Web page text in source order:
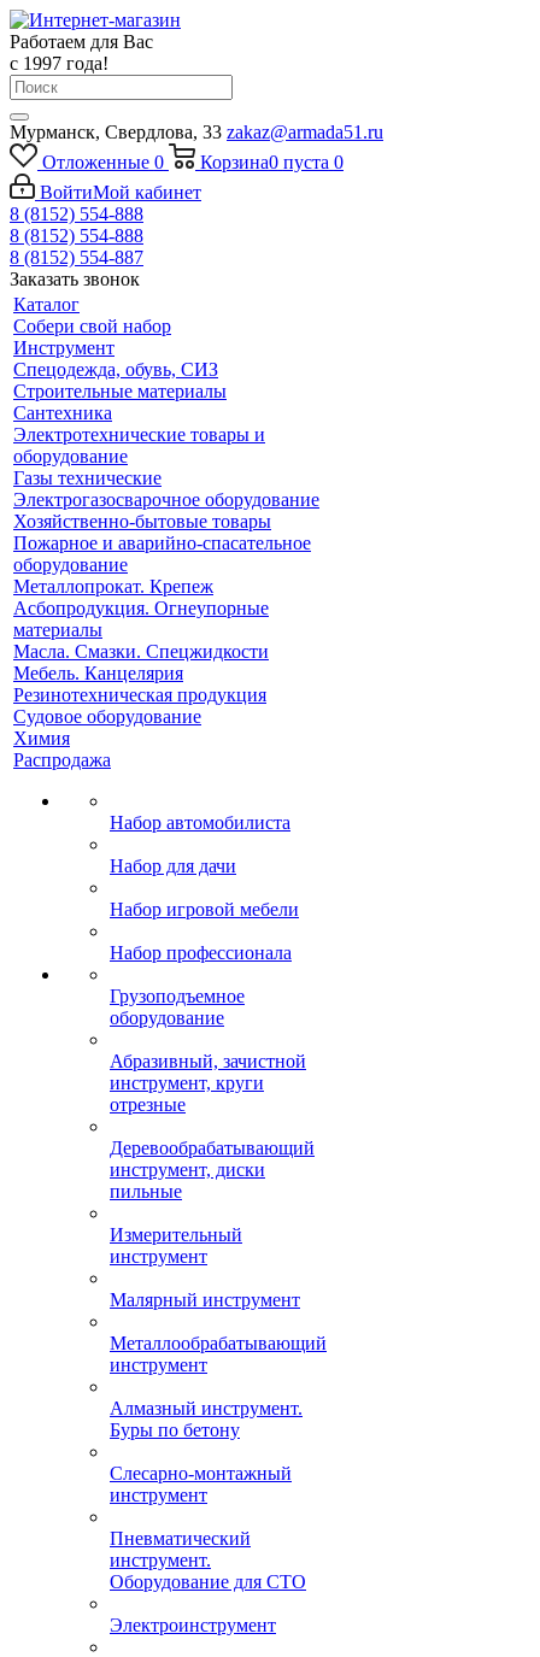
Работаем для Вас
с 1997 года!
Мурманск, Свердлова, 33 zakaz@armada51.ru
Отложенные 0 Корзина0 пуста 0
ВойтиМой кабинет
8 (8152) 554-888
8 (8152) 554-888
8 (8152) 554-887
Заказать звонок
Каталог
Собери свой набор
Инструмент
Спецодежда, обувь, СИЗ
Строительные материалы
Сантехника
Электротехнические товары и
оборудование
Газы технические
Электрогазосварочное оборудование
Хозяйственно-бытовые товары
Пожарное и аварийно-спасательное
оборудование
Металлопрокат. Крепеж
Асбопродукция. Огнеупорные
материалы
Масла. Смазки. Спецжидкости
Мебель. Канцелярия
Резинотехническая продукция
Судовое оборудование
Химия
Распродажа
Набор автомобилиста
Набор для дачи
Набор игровой мебели
Набор профессионала
Грузоподъемное
оборудование
Абразивный, зачистной
инструмент, круги
отрезные
Деревообрабатывающий
инструмент, диски
пильные
Измерительный
инструмент
Малярный инструмент
Металлообрабатывающий
инструмент
Алмазный инструмент.
Буры по бетону
Слесарно-монтажный
инструмент
Пневматический
инструмент.
Оборудование для СТО
Электроинструмент